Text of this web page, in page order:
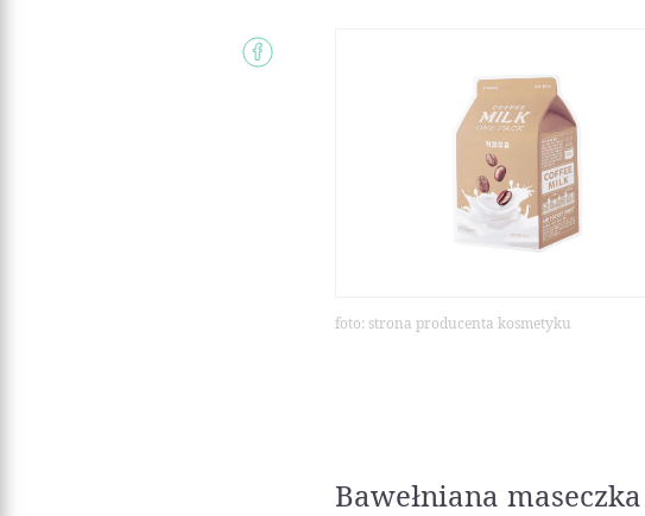
foto: strona producenta kosmetyku
Bawełniana